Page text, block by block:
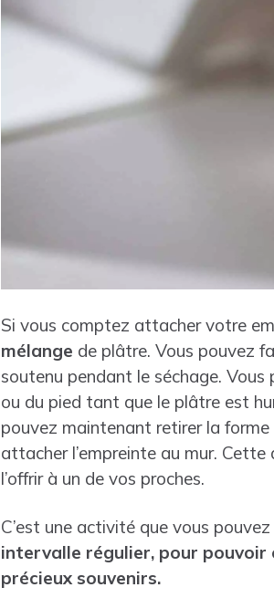
Si vous comptez attacher votre
mélange de plâtre. Vous pouvez
soutenu pendant le séchage.
ou du pied tant que le plâtre est
pouvez maintenant retirer la
attacher l’empreinte au mur.
l’offrir à un de vos proches.
C’est une activité que vous
intervalle régulier, pour
précieux souvenirs.